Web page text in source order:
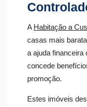
A Habitação a
casas mais
a ajuda financeira
concede
promoção.
Estes imóveis